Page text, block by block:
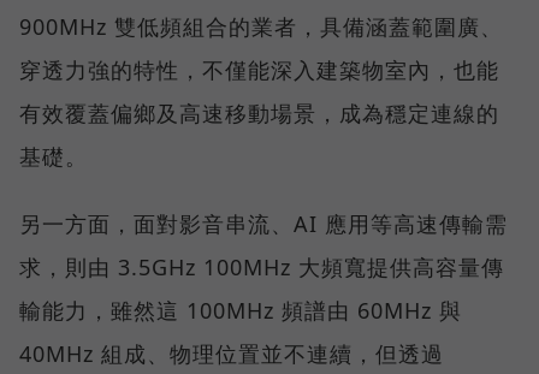
900MHz 雙低頻組合的業者，具備涵蓋範圍廣、
穿透力強的特性，不僅能深入建築物室內，也能
有效覆蓋偏鄉及高速移動場景，成為穩定連線的
基礎。
另一方面，面對影音串流、AI 應用等高速傳輸需
求，則由 3.5GHz 100MHz 大頻寬提供高容量傳
輸能力，雖然這 100MHz 頻譜由 60MHz 與
40MHz 組成、物理位置並不連續，但透過